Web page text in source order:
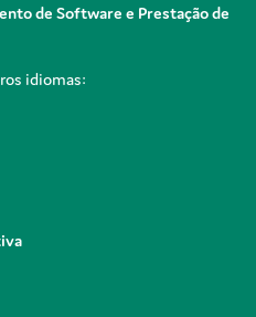
de Software e Prestação de
idiomas: